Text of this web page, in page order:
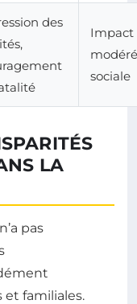
des
Impact
sociale
LA
pas
et familiales.